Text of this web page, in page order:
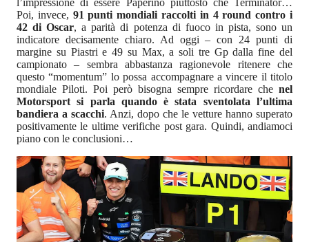
Poi, invece, 91 punti mondiali raccolti in 4 round contro i
42 di Oscar, a parità di potenza di fuoco in pista, sono un
indicatore decisamente chiaro. Ad oggi – con 24 punti di
margine su Piastri e 49 su Max, a soli tre Gp dalla fine del
campionato – sembra abbastanza ragionevole ritenere che
questo “momentum” lo possa accompagnare a vincere il titolo
mondiale Piloti. Poi però bisogna sempre ricordare che nel
Motorsport si parla quando è stata sventolata l’ultima
bandiera a scacchi. Anzi, dopo che le vetture hanno superato
positivamente le ultime verifiche post gara. Quindi, andiamoci
piano con le conclusioni…